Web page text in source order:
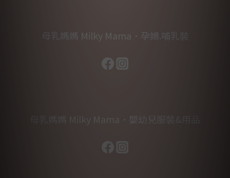
母乳媽媽 Milky Mama．孕婦.哺乳裝
母乳媽媽 Milky Mama．嬰幼兒服裝&用品